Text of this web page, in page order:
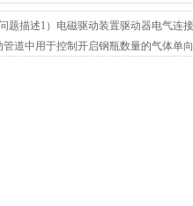
描述1）电磁驱动装置驱动器电气连
道中用于控制开启钢瓶数量的气体单